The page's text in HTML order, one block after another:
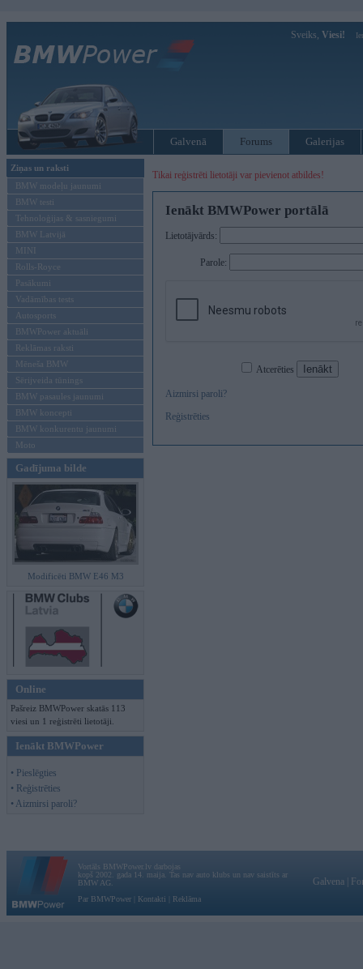
Sveiks, Viesi!
Galvenā Forums Galerijas
Ziņas un raksti
BMW modeļu jaunumi
BMW testi
Tehnoloģijas & sasniegumi
BMW Latvijā
MINI
Rolls-Royce
Pasākumi
Vadāmības tests
Autosports
BMWPower aktuāli
Reklāmas raksti
Mēneša BMW
Sērijveida tūnings
BMW pasaules jaunumi
BMW koncepti
BMW konkurentu jaunumi
Moto
Gadījuma bilde
Modificēti BMW E46 M3
Online
Pašreiz BMWPower skatās 113
viesi un 1 reģistrēti lietotāji.
Ienākt BMWPower
• Pieslēgties
• Reģistrēties
• Aizmirsi paroli?
Tikai reģistrēti lietotāji var pievienot atbildes!
Ienākt BMWPower portālā
Lietotājvārds:
Parole:
Atcerēties
Aizmirsi paroli?
Reģistrēties
Vortāls BMWPower.lv darbojas
kopš 2002. gada 14. maija. Tas nav auto klubs un nav saistīts ar
BMW AG.
Par BMWPower
Kontakti Reklāma
Galvena